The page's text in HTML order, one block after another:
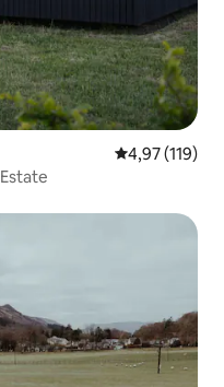
Gemiddelde
4,97 (119)